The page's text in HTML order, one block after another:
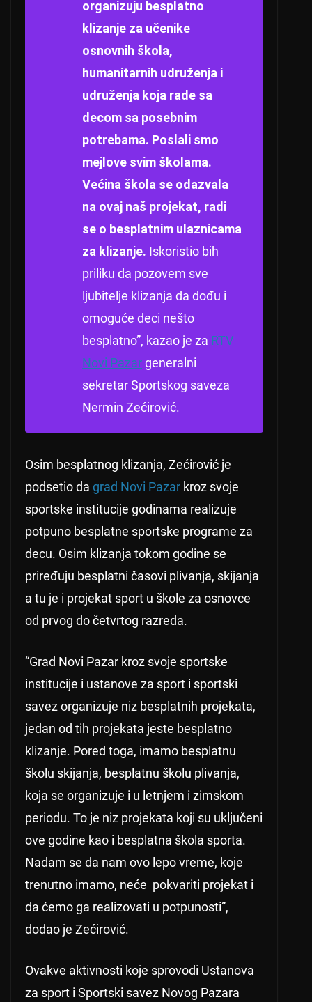
organizuju besplatno
klizanje za učenike
osnovnih škola,
humanitarnih udruženja i
udruženja koja rade sa
decom sa posebnim
potrebama. Poslali smo
mejlove svim školama.
Većina škola se odazvala
na ovaj naš projekat, radi
se o besplatnim ulaznicama
za klizanje. Iskoristio bih
priliku da pozovem sve
ljubitelje klizanja da dođu i
omoguće deci nešto
besplatno”, kazao je za RTV
Novi Pazargeneralni
sekretar Sportskog saveza
Nermin Zećirović.
Osim besplatnog klizanja, Zećirović je
podsetio da grad Novi Pazar kroz svoje
sportske institucije godinama realizuje
potpuno besplatne sportske programe za
decu. Osim klizanja tokom godine se
priređuju besplatni časovi plivanja, skijanja
a tu je i projekat sport u škole za osnovce
od prvog do četvrtog razreda.
“Grad Novi Pazar kroz svoje sportske
institucije i ustanove za sport i sportski
savez organizuje niz besplatnih projekata,
jedan od tih projekata jeste besplatno
klizanje. Pored toga, imamo besplatnu
školu skijanja, besplatnu školu plivanja,
koja se organizuje i u letnjem i zimskom
periodu. To je niz projekata koji su uključeni
ove godine kao i besplatna škola sporta.
Nadam se da nam ovo lepo vreme, koje
trenutno imamo, neće pokvariti projekat i
da ćemo ga realizovati u potpunosti”,
dodao je Zećirović.
Ovakve aktivnosti koje sprovodi Ustanova
za sport i Sportski savez Novog Pazara